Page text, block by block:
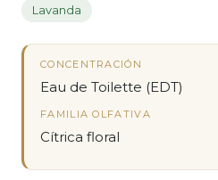
Lavanda
CONCENTRACIÓN
Eau de Toilette (EDT)
FAMILIA OLFATIVA
Cítrica floral